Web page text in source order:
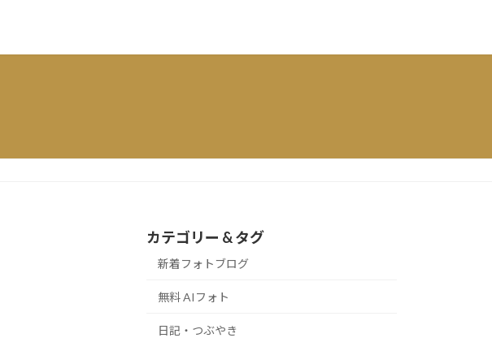
カテゴリー & タグ
新着フォトブログ
無料 AIフォト
日記・つぶやき